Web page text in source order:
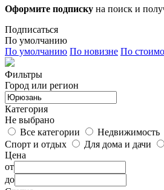
Оформите подписку на поиск и
Подписаться
По умолчанию
По умолчанию По новизне По
Фильтры
Город или регион
Категория
Не выбрано
Все категории
Недвижимость
Спорт и отдых
Для дома и дачи
Цена
от
до